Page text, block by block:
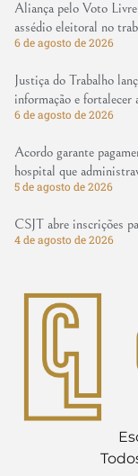
Aliança pelo Voto
assédio eleitoral no
6 de agosto de 2026
Justiça do Trabalho
informação e fortalecer
6 de agosto de 2026
Acordo garante
hospital que
5 de agosto de 2026
CSJT abre inscrições
4 de agosto de 2026